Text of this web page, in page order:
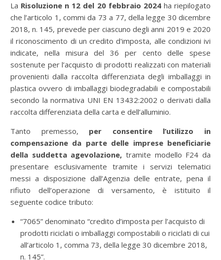
La Risoluzione n 12 del 20 febbraio 2024 ha riepilogato
che l’articolo 1, commi da 73 a 77, della legge 30 dicembre
2018, n. 145, prevede per ciascuno degli anni 2019 e 2020
il riconoscimento di un credito d'imposta, alle condizioni ivi
indicate, nella misura del 36 per cento delle spese
sostenute per l’acquisto di prodotti realizzati con materiali
provenienti dalla raccolta differenziata degli imballaggi in
plastica ovvero di imballaggi biodegradabili e compostabili
secondo la normativa UNI EN 13432:2002 o derivati dalla
raccolta differenziata della carta e dell’alluminio.
Tanto premesso, per consentire l’utilizzo in
compensazione da parte delle imprese beneficiarie
della suddetta agevolazione, tramite modello F24 da
presentare esclusivamente tramite i servizi telematici
messi a disposizione dall’Agenzia delle entrate, pena il
rifiuto dell’operazione di versamento, è istituito il
seguente codice tributo:
“7065” denominato “credito d’imposta per l’acquisto di
prodotti riciclati o imballaggi compostabili o riciclati di cui
all’articolo 1, comma 73, della legge 30 dicembre 2018,
n. 145”.